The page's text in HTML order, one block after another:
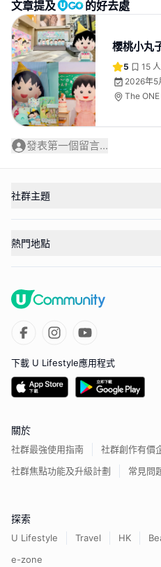
文章提及 的好去處
櫻桃小丸
5 15
2026年5
The ONE
發表第一個留言...
社群主題
熱門地點
下載 U Lifestyle應用程式
關於
社群最強使用指南
社群創作有價
社群焦點功能及升級計劃
常見問
探索
U Lifestyle Travel HK
e-zone